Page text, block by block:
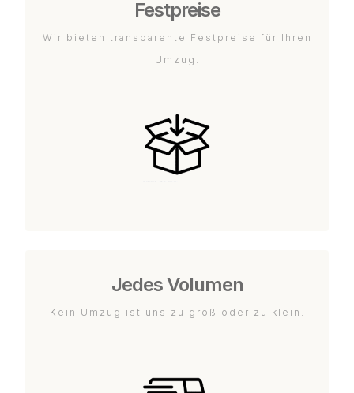
Festpreise
Wir bieten transparente Festpreise für Ihren
Umzug.
Jedes Volumen
Kein Umzug ist uns zu groß oder zu klein.